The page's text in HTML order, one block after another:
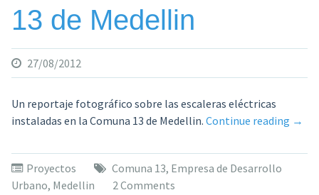
13 de Medellin
27/08/2012
Un reportaje fotográfico sobre las escaleras eléctricas
instaladas en la Comuna 13 de Medellin. Continue reading
la
→
Proyectos Comuna 13, Empresa de Desarrollo
Urbano, Medellin 2 Comments